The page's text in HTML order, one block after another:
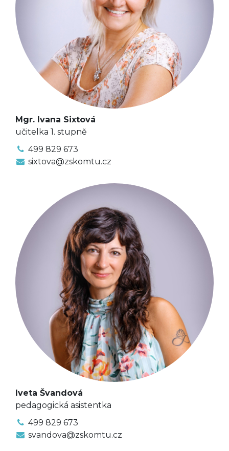
Mgr. Ivana Sixtová
učitelka 1. stupně
499 829 673
sixtova@zskomtu.cz
Iveta Švandová
pedagogická asistentka
499 829 673
svandova@zskomtu.cz